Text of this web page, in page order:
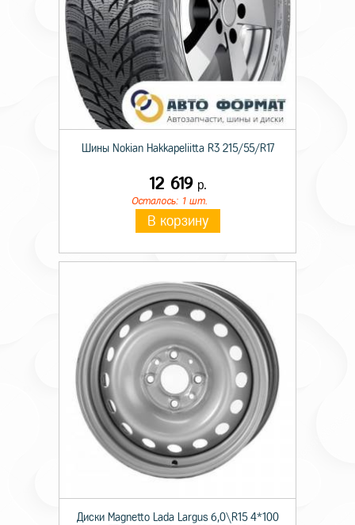
Шины Nokian Hakkapeliitta R3 215/55/R17
12 619р.
Осталось: 1 шт.
В корзину
Диски Magnetto Lada Largus 6,0\R15 4*100